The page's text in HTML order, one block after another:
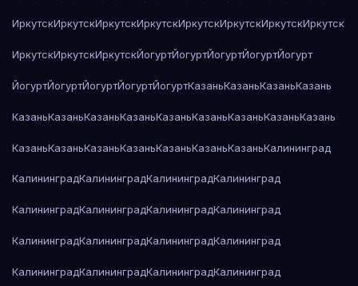
ИркутскИркутскИркутскИркутскИркутскИркутскИркутскИркутск
ИркутскИркутскИркутскЙогуртЙогуртЙогуртЙогуртЙогурт
ЙогуртЙогуртЙогуртЙогуртЙогуртКазаньКазаньКазаньКазань
КазаньКазаньКазаньКазаньКазаньКазаньКазаньКазаньКазань
КазаньКазаньКазаньКазаньКазаньКазаньКазаньКалининград
КалининградКалининградКалининградКалининград
КалининградКалининградКалининградКалининград
КалининградКалининградКалининградКалининград
КалининградКалининградКалининградКалининград